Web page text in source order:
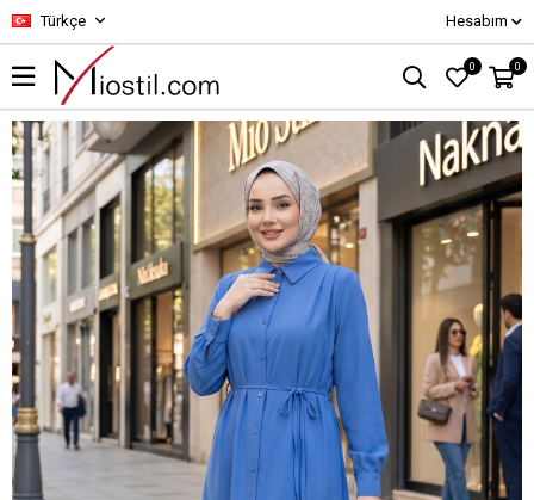
Türkçe Hesabım
0 0